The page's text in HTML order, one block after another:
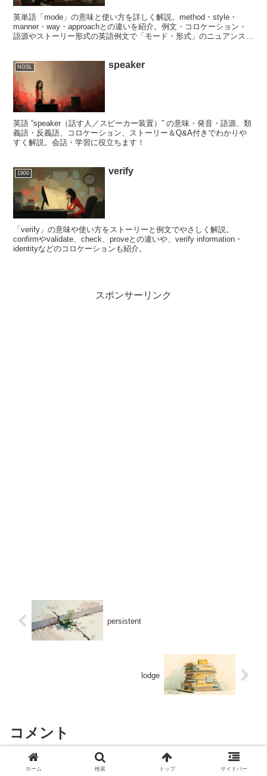
英単語「mode」の意味と使い方を詳しく解説。method・style・
manner・way・approachとの違いを紹介。例文・コロケーション・
語源やストーリー形式の英語例文で「モード・形式」のニュアンスを
NGSL speaker
英語 “speaker（話す人／スピーカー装置）” の意味・発音・語源、類
義語・反義語、コロケーション、ストーリー＆Q&A付きでわかりや
すく解説。会話・学習に役立ちます！
1900 verify
「verify」の意味や使い方をストーリーと例文でやさしく解説。
confirmやvalidate、check、proveとの違いや、verify information・
identityなどのコロケーションも紹介。
スポンサーリンク
persistent
lodge
コメント
コメントを書き込む
ホーム 検索 トップ サイドバー